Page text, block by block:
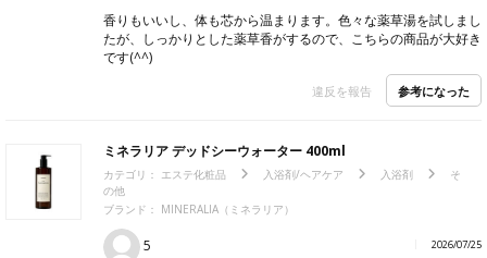
香りもいいし、体も芯から温まります。色々な薬草湯を試しまし
たが、しっかりとした薬草香がするので、こちらの商品が大好き
です(^^)
違反を報告 参考になった
ミネラリア デッドシーウォーター 400ml
カテゴリ： エステ化粧品 入浴剤/ヘアケア 入浴剤
そ
の他
ブランド： MINERALIA（ミネラリア）
5 2026/07/25